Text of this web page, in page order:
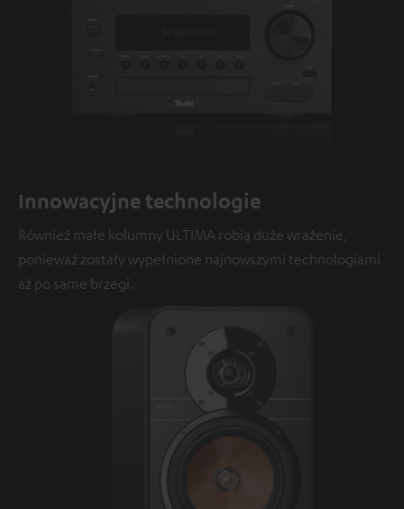
Innowacyjne technologie
Również małe kolumny ULTIMA robią duże wrażenie,
ponieważ zostały wypełnione najnowszymi technologiami
aż po same brzegi.